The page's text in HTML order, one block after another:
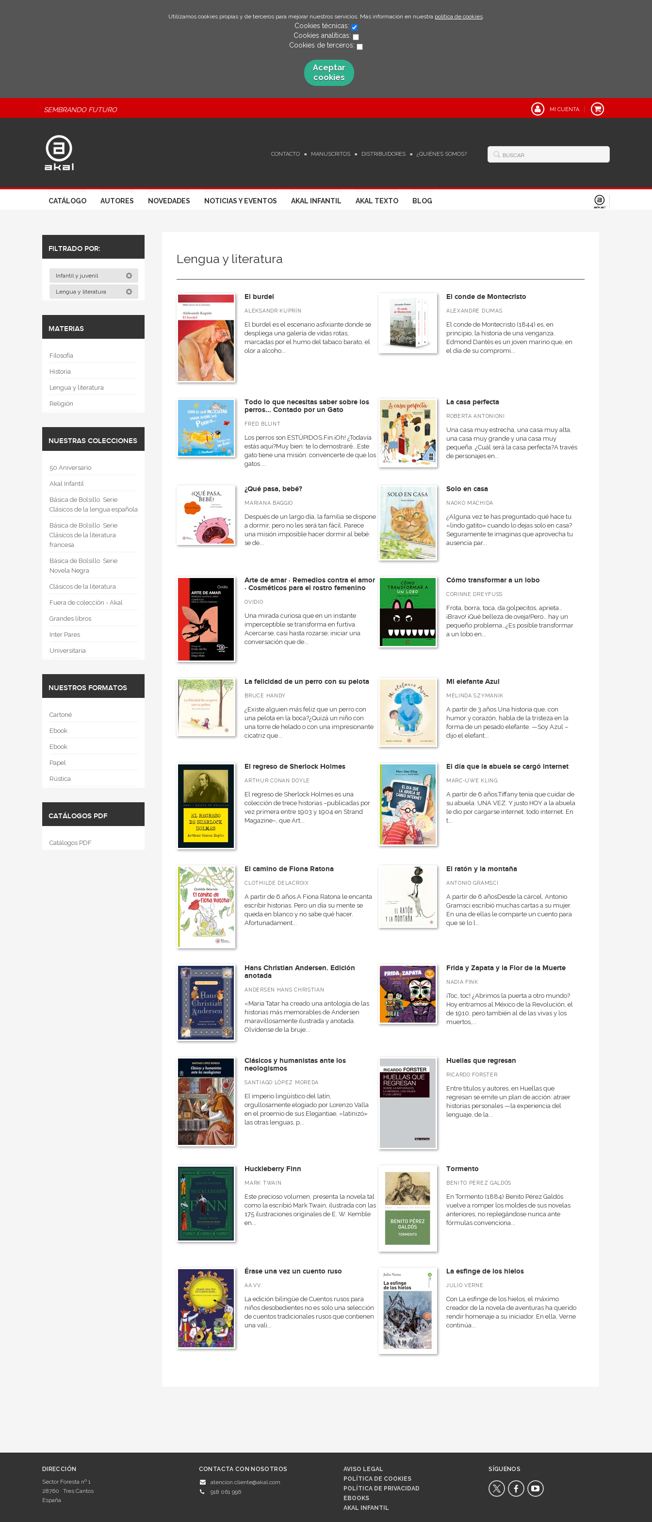
Utilizamos cookies propias y de terceros para mejorar nuestros servicios. Más información en nuestra política de cookies.
Cookies técnicas:
Cookies analíticas:
Cookies de terceros:
Aceptar
cookies
SEMBRANDO FUTURO MI CUENTA
CONTACTO MANUSCRITOS DISTRIBUIDORES ¿QUIÉNES SOMOS?
CATÁLOGO AUTORES NOVEDADES NOTICIAS Y EVENTOS AKAL INFANTIL AKAL TEXTO BLOG
FILTRADO POR:
Infantil y juvenil
Lengua y literatura
MATERIAS
Filosofía
Historia
Lengua y literatura
Religión
NUESTRAS COLECCIONES
50 Aniversario
Akal Infantil
Básica de Bolsillo  Serie
Clásicos de la lengua española
Básica de Bolsillo  Serie
Clásicos de la literatura
francesa
Básica de Bolsillo  Serie
Novela Negra
Clásicos de la literatura
Fuera de colección - Akal
Grandes libros
Inter Pares
Universitaria
NUESTROS FORMATOS
Cartoné
Ebook
Ebook
Papel
Rústica
CATÁLOGOS PDF
Catálogos PDF
Lengua y literatura
El burdel
ALEKSANDR KUPRÍN
El burdel es el escenario asfixiante donde se
despliega una galería de vidas rotas,
marcadas por el humo del tabaco barato, el
olor a alcoho...
El conde de Montecristo
ALEXANDRE DUMAS
El conde de Montecristo (1844) es, en
principio, la historia de una venganza.
Edmond Dantès es un joven marino que, en
el día de su compromi...
Todo lo que necesitas saber sobre los
perros... Contado por un Gato
FRED BLUNT
Los perros son ESTÚPIDOS.Fin.¡Oh! ¿Todavía
estás aquí?Muy bien: te lo demostraré...Este
gato tiene una misión: convencerte de que los
gatos ...
La casa perfecta
ROBERTA ANTONIONI
Una casa muy estrecha, una casa muy alta,
una casa muy grande y una casa muy
pequeña. ¿Cuál será la casa perfecta?A través
de personajes en...
¿Qué pasa, bebé?
MARIANA BAGGIO
Después de un largo día, la familia se dispone
a dormir, pero no les será tan fácil. Parece
una misión imposible hacer dormir al bebé:
se de...
Solo en casa
NAOKO MACHIDA
¿Alguna vez te has preguntado qué hace tu
«lindo gatito» cuando lo dejas solo en casa?
Seguramente te imaginas que aprovecha tu
ausencia par...
Arte de amar · Remedios contra el amor
· Cosméticos para el rostro femenino
OVIDIO
Una mirada curiosa que en un instante
imperceptible se transforma en furtiva.
Acercarse, casi hasta rozarse; iniciar una
conversación que de...
Cómo transformar a un lobo
CORINNE DREYFUSS
Frota, borra, toca, da golpecitos, aprieta…
¡Bravo! ¡Qué belleza de oveja!Pero… hay un
pequeño problema…¿Es posible transformar
a un lobo en...
La felicidad de un perro con su pelota
BRUCE HANDY
¿Existe alguien más feliz que un perro con
una pelota en la boca?¿Quizá un niño con
una torre de helado o con una impresionante
cicatriz que...
Mi elefante Azul
MELINDA SZYMANIK
A partir de 3 años.Una historia que, con
humor y corazón, habla de la tristeza en la
forma de un pesado elefante. —Soy Azul –
dijo el elefant...
El regreso de Sherlock Holmes
ARTHUR CONAN DOYLE
El regreso de Sherlock Holmes es una
colección de trece historias –publicadas por
vez primera entre 1903 y 1904 en Strand
Magazine–, que Art...
El día que la abuela se cargó internet
MARC-UWE KLING
A partir de 6 años.Tiffany tenía que cuidar de
su abuela. UNA VEZ. Y justo HOY a la abuela
le dio por cargarse internet. todo internet. En
t...
El camino de Fiona Ratona
CLOTHILDE DELACROIX
A partir de 6 años.A Fiona Ratona le encanta
escribir historias. Pero un día su mente se
queda en blanco y no sabe qué hacer.
Afortunadament...
El ratón y la montaña
ANTONIO GRAMSCI
A partir de 6 añosDesde la cárcel, Antonio
Gramsci escribió muchas cartas a su mujer.
En una de ellas le comparte un cuento para
que se lo l...
Hans Christian Andersen. Edición
anotada
ANDERSEN HANS CHRISTIAN
«Maria Tatar ha creado una antología de las
historias más memorables de Andersen
maravillosamente ilustrada y anotada.
Olvídense de la bruje...
Frida y Zapata y la Flor de la Muerte
NADIA FINK
¡Toc, toc! ¿Abrimos la puerta a otro mundo?
Hoy entramos al México de la Revolución, el
de 1910, pero también al de las vivas y los
muertos,...
Clásicos y humanistas ante los
neologismos
SANTIAGO LÓPEZ MOREDA
El imperio lingüístico del latín,
orgullosamente elogiado por Lorenzo Valla
en el proemio de sus Elegantiae, «latinizó»
las otras lenguas, p...
Huellas que regresan
RICARDO FORSTER
Entre títulos y autores, en Huellas que
regresan se emite un plan de acción: atraer
historias personales —la experiencia del
lenguaje, de la...
Huckleberry Finn
MARK TWAIN
Este precioso volumen, presenta la novela tal
como la escribió Mark Twain, ilustrada con las
175 ilustraciones originales de E. W. Kemble
en...
Tormento
BENITO PÉREZ GALDÓS
En Tormento (1884) Benito Pérez Galdós
vuelve a romper los moldes de sus novelas
anteriores, no replegándose nunca ante
fórmulas convenciona...
Érase una vez un cuento ruso
AA.VV.
La edición bilingüe de Cuentos rusos para
niños desobedientes no es solo una selección
de cuentos tradicionales rusos que contienen
una vali...
La esfinge de los hielos
JULIO VERNE
Con La esfinge de los hielos, el máximo
creador de la novela de aventuras ha querido
rendir homenaje a su iniciador. En ella, Verne
continúa...
DIRECCIÓN
Sector Foresta nº 1
28760
Tres Cantos
España
CONTACTA CON NOSOTROS
atencion.cliente@akal.com
918 061 996
AVISO LEGAL
POLÍTICA DE COOKIES
POLÍTICA DE PRIVACIDAD
EBOOKS
AKAL INFANTIL
SÍGUENOS